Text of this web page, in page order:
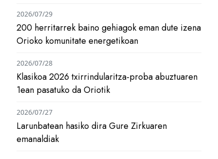
200 herritarrek baino gehiagok eman dute izena
Orioko komunitate energetikoan
2026/07/29
Klasikoa 2026 txirrindularitza-proba abuztuaren
1ean pasatuko da Oriotik
2026/07/28
Larunbatean hasiko dira Gure Zirkuaren
emanaldiak
2026/07/27